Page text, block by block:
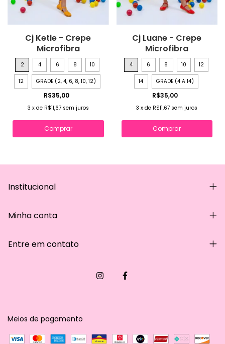
Cj Ketle - Crepe
Microfibra
2 4 6 8 10
12 GRADE (2, 4, 6, 8, 10, 12)
R$35,00
3 x de R$11,67 sem juros
Comprar
Cj Luane - Crepe
Microfibra
4 6 8 10 12
14 GRADE (4 A 14)
R$35,00
3 xde R$11,67 sem juros
Comprar
Institucional
Minha conta
Entre em contato
Meios de pagamento